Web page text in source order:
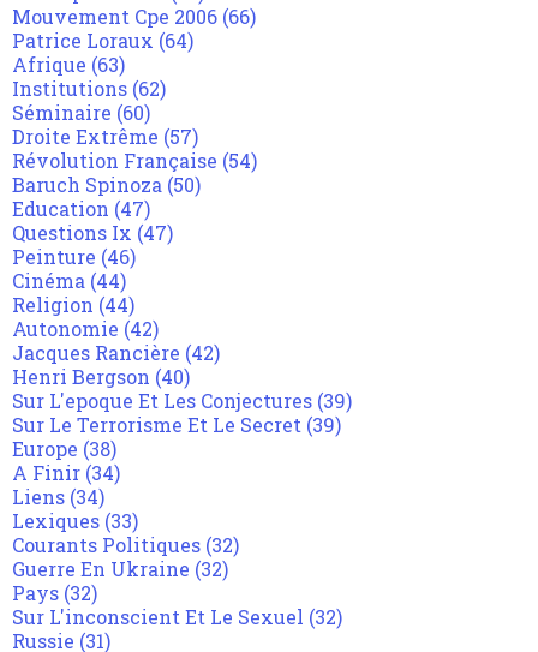
Mouvement Cpe 2006 (66)
Patrice Loraux (64)
Afrique (63)
Institutions (62)
Séminaire (60)
Droite Extrême (57)
Révolution Française (54)
Baruch Spinoza (50)
Education (47)
Questions Ix (47)
Peinture (46)
Cinéma (44)
Religion (44)
Autonomie (42)
Jacques Rancière (42)
Henri Bergson (40)
Sur L'epoque Et Les Conjectures (39)
Sur Le Terrorisme Et Le Secret (39)
Europe (38)
A Finir (34)
Liens (34)
Lexiques (33)
Courants Politiques (32)
Guerre En Ukraine (32)
Pays (32)
Sur L'inconscient Et Le Sexuel (32)
Russie (31)